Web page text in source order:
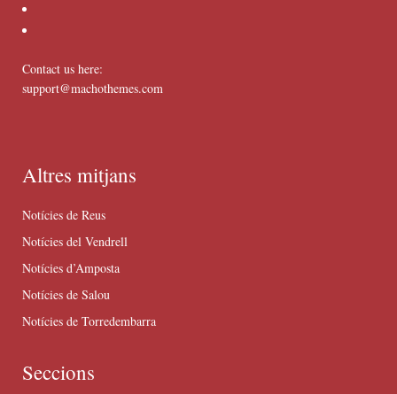
Contact us here:
support@machothemes.com
Altres mitjans
Notícies de Reus
Notícies del Vendrell
Notícies d’Amposta
Notícies de Salou
Notícies de Torredembarra
Seccions